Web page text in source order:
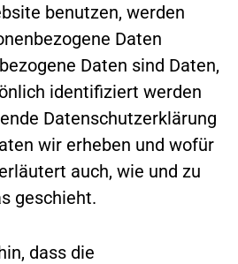
benutzen, werden
Daten
Daten sind Daten,
identifiziert werden
Datenschutzerklärung
wir erheben und wofür
auch, wie und zu
geschieht.
dass die